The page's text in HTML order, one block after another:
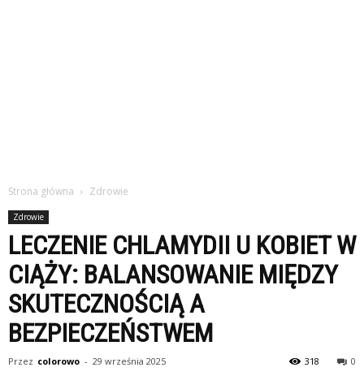
Strona główna Zdrowie
Zdrowie
LECZENIE CHLAMYDII U KOBIET W
CIĄŻY: BALANSOWANIE MIĘDZY
SKUTECZNOŚCIĄ A
BEZPIECZEŃSTWEM
Przez colorowo - 29 września 2025 0
318